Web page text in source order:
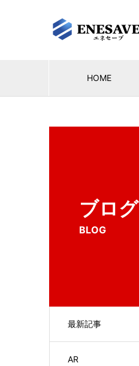
HOME
ブログ
BLOG
最新記事
AR